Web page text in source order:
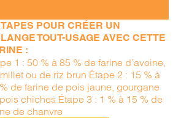
POUR CRÉER UN
TOUT-USAGE AVEC CETTE
:
1 : 50 % à 85 % de farine d’avoine,
ou de riz brun Étape 2 : 15 % à
de farine de pois jaune, gourgane
chiches Étape 3 : 1 % à 15 % de
de chanvre